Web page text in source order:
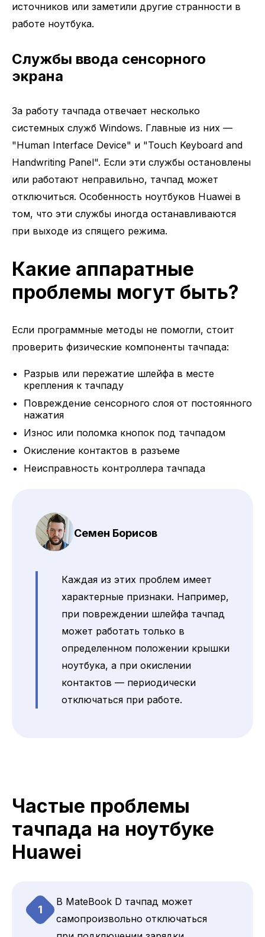
источников или заметили другие странности в
работе ноутбука.
Службы ввода сенсорного
экрана
За работу тачпада отвечает несколько
системных служб Windows. Главные из них —
"Human Interface Device" и "Touch Keyboard and
Handwriting Panel". Если эти службы остановлены
или работают неправильно, тачпад может
отключиться. Особенность ноутбуков Huawei в
том, что эти службы иногда останавливаются
при выходе из спящего режима.
Какие аппаратные
проблемы могут быть?
Если программные методы не помогли, стоит
проверить физические компоненты тачпада:
Разрыв или пережатие шлейфа в месте
крепления к тачпаду
Повреждение сенсорного слоя от постоянного
нажатия
Износ или поломка кнопок под тачпадом
Окисление контактов в разъеме
Неисправность контроллера тачпада
Семен Борисов
Каждая из этих проблем имеет
характерные признаки. Например,
при повреждении шлейфа тачпад
может работать только в
определенном положении крышки
ноутбука, а при окислении
контактов — периодически
отключаться при работе.
Частые проблемы
тачпада на ноутбуке
Huawei
1
В MateBook D тачпад может
самопроизвольно отключаться